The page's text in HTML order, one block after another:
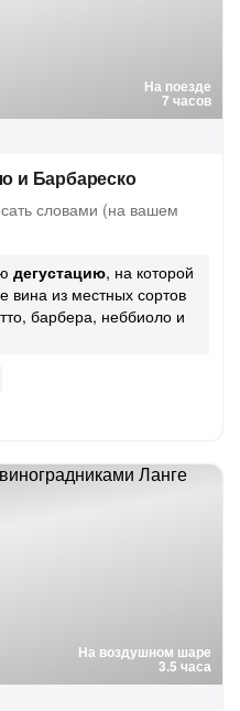
На поезде
7 часов
и Барбареско
словами (на вашем
дегустацию, на которой
вина из местных сортов
барбера, неббиоло и
На воздушном шаре
3.5 часа